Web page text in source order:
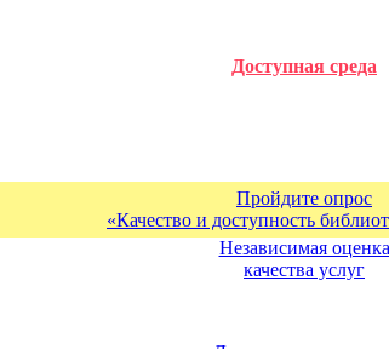
Доступная среда
Пройдите опрос
«Качество и доступность
Независимая оценка
качества услуг